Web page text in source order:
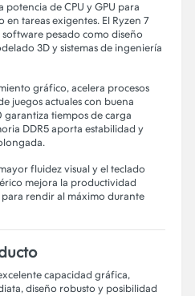
potencia de CPU y GPU para
tareas exigentes. El Ryzen 7
pesado como diseño
3D y sistemas de ingeniería
gráfico, acelera procesos
juegos actuales con buena
garantiza tiempos de carga
DDR5 aporta estabilidad y
fluidez visual y el teclado
mejora la productividad
rendir al máximo durante
capacidad gráfica,
diseño robusto y posibilidad